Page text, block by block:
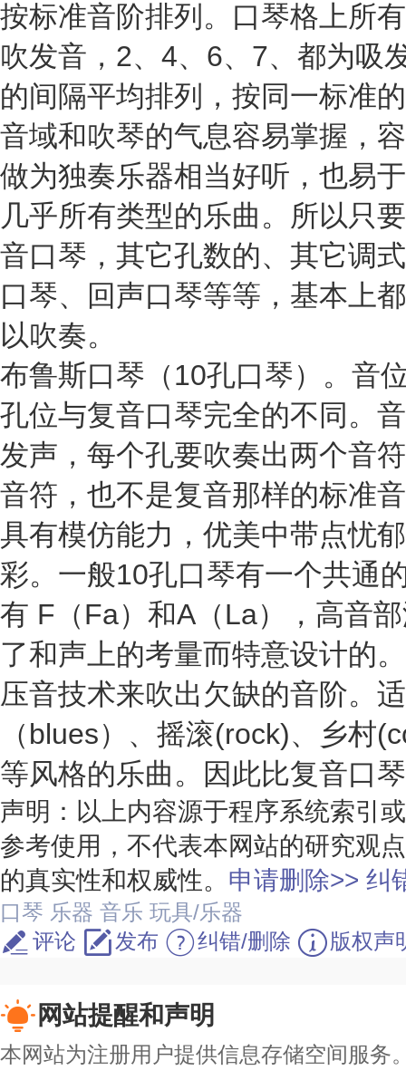
按标准音阶排列。口琴格上所
吹发音，2、4、6、7、都为吸
的间隔平均排列，按同一标准
音域和吹琴的气息容易掌握，
做为独奏乐器相当好听，也易
几乎所有类型的乐曲。所以只
音口琴，其它孔数的、其它调
口琴、回声口琴等等，基本上
以吹奏。
布鲁斯口琴（10孔口琴）。音
孔位与复音口琴完全的不同。
发声，每个孔要吹奏出两个音
音符，也不是复音那样的标准
具有模仿能力，优美中带点忧
彩。一般10孔口琴有一个共通
有 F（Fa）和A（La），高音
了和声上的考量而特意设计的
压音技术来吹出欠缺的音阶。
（blues）、摇滚(rock)、乡村
等风格的乐曲。因此比复音口
声明：以上内容源于程序系统索引
参考使用，不代表本网站的研究观
的真实性和权威性。 申请删除>> 纠
口琴 乐器 音乐 玩具/乐器
评论
发布 纠错/删除 版权声
网站提醒和声明
本网站为注册用户提供信息存储空间服务